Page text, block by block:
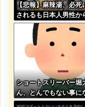
【悲報】麻辣湯、必死
されるも日本人男性か
もされない・・・
ショートスリーバー堀
ん、とんでもない事に
ｗｗｗｗｗｗ